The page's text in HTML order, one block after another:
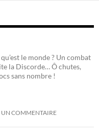
le monde ? Un combat
la Discorde… Ô chutes,
sans nombre !
UN COMMENTAIRE